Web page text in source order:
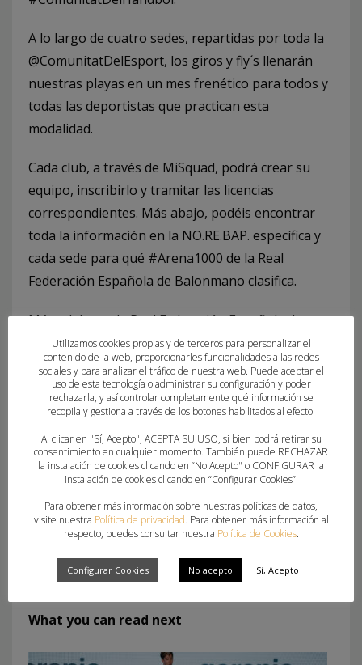
A lo largo de cuatro sedes, repartidas por toda la
@ComunitatDelEsport, los giros y fly´s llenarán
nuestras playas en un mes frenético para todos y
todas las deportistas que practican esta
modalidad.
Cada club, a través de MiSquad, podrá crear su
equipo, inscribirlo y tramitar las licencias
correspondientes. Más abajo, podéis encontrar
toda la información en la NO.RE.BAP. específica y
cada sede para qué #Arena1000 de la Real
Federación Española de Balonmano clasifica.
Más adelante, la Real Federación Española de
Balonmano comunicará las plazas que cada sede
de nuestra competición otorgará para los
distintos #Arena1000 de este 2024.
240219 Bases de Competición NOREBAP 23-24 Descarga
What you can read next
Utilizamos cookies propias y de terceros para personalizar el
contenido de la web, proporcionarles funcionalidades a las redes
sociales y para analizar el tráfico de nuestra web. Puede aceptar el
uso de esta tecnología o administrar su configuración y poder
rechazarla, y así controlar completamente qué información se
recopila y gestiona a través de los botones habilitados al efecto.
Al clicar en "Sí, Acepto", ACEPTA SU USO, si bien podrá retirar su
consentimiento en cualquier momento. También puede RECHAZAR
la instalación de cookies clicando en “No Acepto" o CONFIGURAR la
instalación de cookies clicando en “Configurar Cookies”.
Para obtener más información sobre nuestras políticas de datos,
visite nuestra Política de privacidad. Para obtener más información al
respecto, puedes consultar nuestra Política de Cookies.
Configurar Cookies No acepto Sí, Acepto